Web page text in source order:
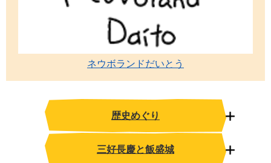
ネウボランドだいとう
歴史めぐり
三好長慶と飯盛城